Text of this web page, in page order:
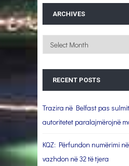
ARCHIVES
Archives
RECENT POSTS
Trazira në Belfast pas
autoritetet paralajmërojnë
KQZ: Përfundon numërimi
vazhdon në 32 të tjera